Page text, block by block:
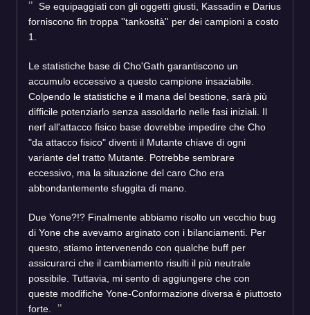
Se equipaggiati con gli oggetti giusti, Kassadin e Darius
forniscono fin troppa ''tankosità'' per dei campioni a costo
1.
Le statistiche base di Cho'Gath garantiscono un
accumulo eccessivo a questo campione insaziabile.
Colpendo le statistiche e il mana del bestione, sarà più
difficile potenziarlo senza assoldarlo nelle fasi iniziali. Il
nerf all'attacco fisico base dovrebbe impedire che Cho
"da attacco fisico" diventi il Mutante chiave di ogni
variante del tratto Mutante. Potrebbe sembrare
eccessivo, ma la situazione del caro Cho era
abbondantemente sfuggita di mano.
Due Yone?!? Finalmente abbiamo risolto un vecchio bug
di Yone che avevamo arginato con i bilanciamenti. Per
questo, stiamo intervenendo con qualche buff per
assicurarci che il cambiamento risulti il più neutrale
possibile. Tuttavia, mi sento di aggiungere che con
queste modifiche Yone-Conformazione diversa è piuttosto
forte.